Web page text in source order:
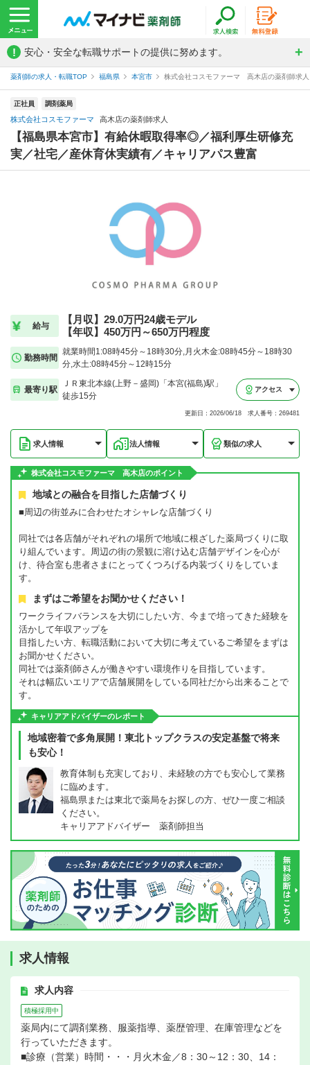
! 安心・安全な転職サポートの提供に努めます。
薬剤師の求人・転職TOP 福島県 本宮市 株式会社コスモファーマ 高木店の薬剤師求人
正社員 調剤薬局
株式会社コスモファーマ 高木店の薬剤師求人
【福島県本宮市】有給休暇取得率◎／福利厚生研修充
実／社宅／産休育休実績有／キャリアパス豊富
給与
【月収】29.0万円24歳モデル
【年収】450万円～650万円程度
勤務時間
就業時間1:08時45分～18時30分,月火木金:08時45分～18時30
分,水土:08時45分～12時15分
最寄り駅
ＪＲ東北本線(上野－盛岡)「本宮(福島)駅」
徒歩15分
アクセス
更新日：2026/06/18 求人番号：269481
求人情報 法人情報 類似の求人
株式会社コスモファーマ 高木店のポイント
地域との融合を目指した店舗づくり
■周辺の街並みに合わせたオシャレな店舗づくり
同社では各店舗がそれぞれの場所で地域に根ざした薬局づくりに取
り組んでいます。周辺の街の景観に溶け込む店舗デザインを心が
け、待合室も患者さまにとってくつろげる内装づくりをしていま
す。
まずはご希望をお聞かせください！
ワークライフバランスを大切にしたい方、今まで培ってきた経験を
活かして年収アップを
目指したい方、転職活動において大切に考えているご希望をまずは
お聞かせください。
同社では薬剤師さんが働きやすい環境作りを目指しています。
それは幅広いエリアで店舗展開をしている同社だから出来ることで
す。
キャリアアドバイザーのレポート
地域密着で多角展開！東北トップクラスの安定基盤で将来
も安心！
教育体制も充実しており、未経験の方でも安心して業務
に臨めます。
福島県または東北で薬局をお探しの方、ぜひ一度ご相談
ください。
キャリアアドバイザー 薬剤師担当
求人情報
求人内容
積極採用中
薬局内にて調剤業務、服薬指導、薬歴管理、在庫管理などを
行っていただきます。
■診療（営業）時間・・・月火木金／8：30～12：30、14：